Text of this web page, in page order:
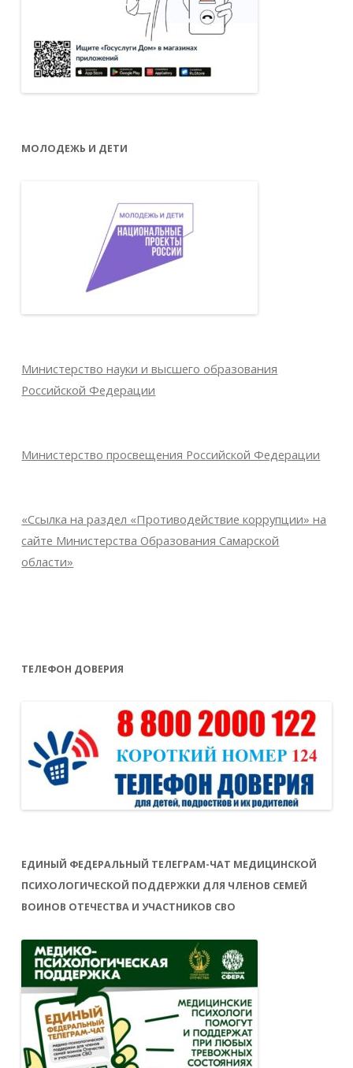
МОЛОДЕЖЬ И ДЕТИ
Министерство науки и высшего образования
Российской Федерации
Министерство просвещения Российской Федерации
«Ссылка на раздел «Противодействие коррупции» на
сайте Министерства Образования Самарской
области»
ТЕЛЕФОН ДОВЕРИЯ
ЕДИНЫЙ ФЕДЕРАЛЬНЫЙ ТЕЛЕГРАМ-ЧАТ МЕДИЦИНСКОЙ
ПСИХОЛОГИЧЕСКОЙ ПОДДЕРЖКИ ДЛЯ ЧЛЕНОВ СЕМЕЙ
ВОИНОВ ОТЕЧЕСТВА И УЧАСТНИКОВ СВО